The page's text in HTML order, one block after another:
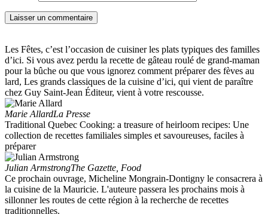
Les Fêtes, c’est l’occasion de cuisiner les plats typiques des familles
d’ici. Si vous avez perdu la recette de gâteau roulé de grand-maman
pour la bûche ou que vous ignorez comment préparer des fèves au
lard, Les grands classiques de la cuisine d’ici, qui vient de paraître
chez Guy Saint-Jean Éditeur, vient à votre rescousse.
Marie AllardLa Presse
Traditional Quebec Cooking: a treasure of heirloom recipes: Une
collection de recettes familiales simples et savoureuses, faciles à
préparer
Julian ArmstrongThe Gazette, Food
Ce prochain ouvrage, Micheline Mongrain-Dontigny le consacrera à
la cuisine de la Mauricie. L'auteure passera les prochains mois à
sillonner les routes de cette région à la recherche de recettes
traditionnelles.